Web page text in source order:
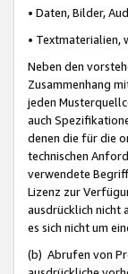
• Daten, Bilder,
• Textmaterialien,
Neben den
Zusammenhang
jeden
auch
denen die für die
technischen
verwendete
Lizenz zur
ausdrücklich nicht
es sich nicht um
(b) Abrufen von